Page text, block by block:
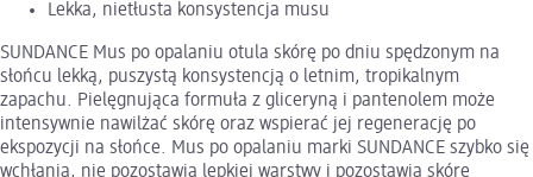
Lekka, nietłusta konsystencja musu
SUNDANCE Mus po opalaniu otula skórę po dniu spędzonym na
słońcu lekką, puszystą konsystencją o letnim, tropikalnym
zapachu. Pielęgnująca formuła z gliceryną i pantenolem może
intensywnie nawilżać skórę oraz wspierać jej regenerację po
ekspozycji na słońce. Mus po opalaniu marki SUNDANCE szybko się
wchłania, nie pozostawia lepkiej warstwy i pozostawia skórę